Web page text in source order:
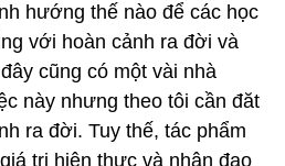
hướng thế nào để các học
với hoàn cảnh ra đời và
cũng có một vài nhà
này nhưng theo tôi cần đăt
ra đời. Tuy thế, tác phẩm
trị hiện thực và nhân đạo